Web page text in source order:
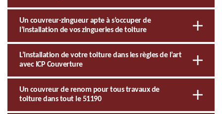
Un couvreur-zingueur apte à s’occuper de
l’installation de vos zingueries de toiture
L’installation de votre toiture dans les règles de l’art
avec ICP Couverture
Un couvreur de renom pour tous travaux de
toiture dans tout le 51190